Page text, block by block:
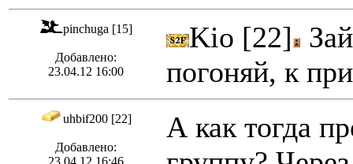
pinchuga [15]
Добавлено:
23.04.12 16:00
Kio [22]
погоняй, к
uhbif200 [22]
Добавлено:
А как тогда